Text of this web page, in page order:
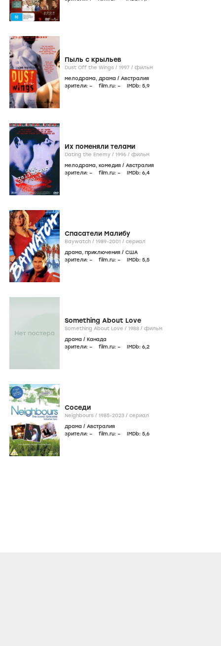
Пыль с крыльев
Dust Off the Wings / 1997 / фильм
мелодрама, драма / Австралия
зрители: – film.ru: – IMDb: 5,9
Их поменяли телами
Dating the Enemy / 1996 / фильм
мелодрама, комедия / Австралия
зрители: – film.ru: – IMDb: 6,4
Спасатели Малибу
Baywatch / 1989-2001 / сериал
драма, приключения / США
зрители: – film.ru: – IMDb: 5,5
Something About Love
Something About Love / 1988 / фильм
драма / Канада
зрители: – film.ru: – IMDb: 6,2
Соседи
Neighbours / 1985-2023 / сериал
драма / Австралия
зрители: – film.ru: – IMDb: 5,6